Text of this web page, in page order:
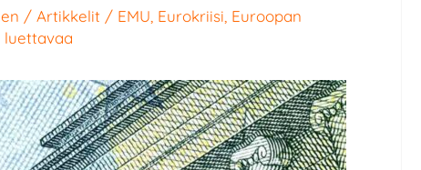
/ Artikkelit / EMU Eurokriisi Euroopan
luettavaa